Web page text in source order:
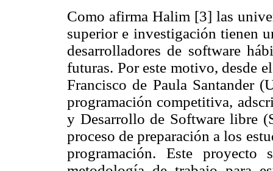
Como afirma Halim [3] las
superior e investigación tienen
desarrolladores de software
futuras. Por este motivo, desde
Francisco de Paula Santander
programación competitiva,
y Desarrollo de Software libre
proceso de preparación a los
programación. Este